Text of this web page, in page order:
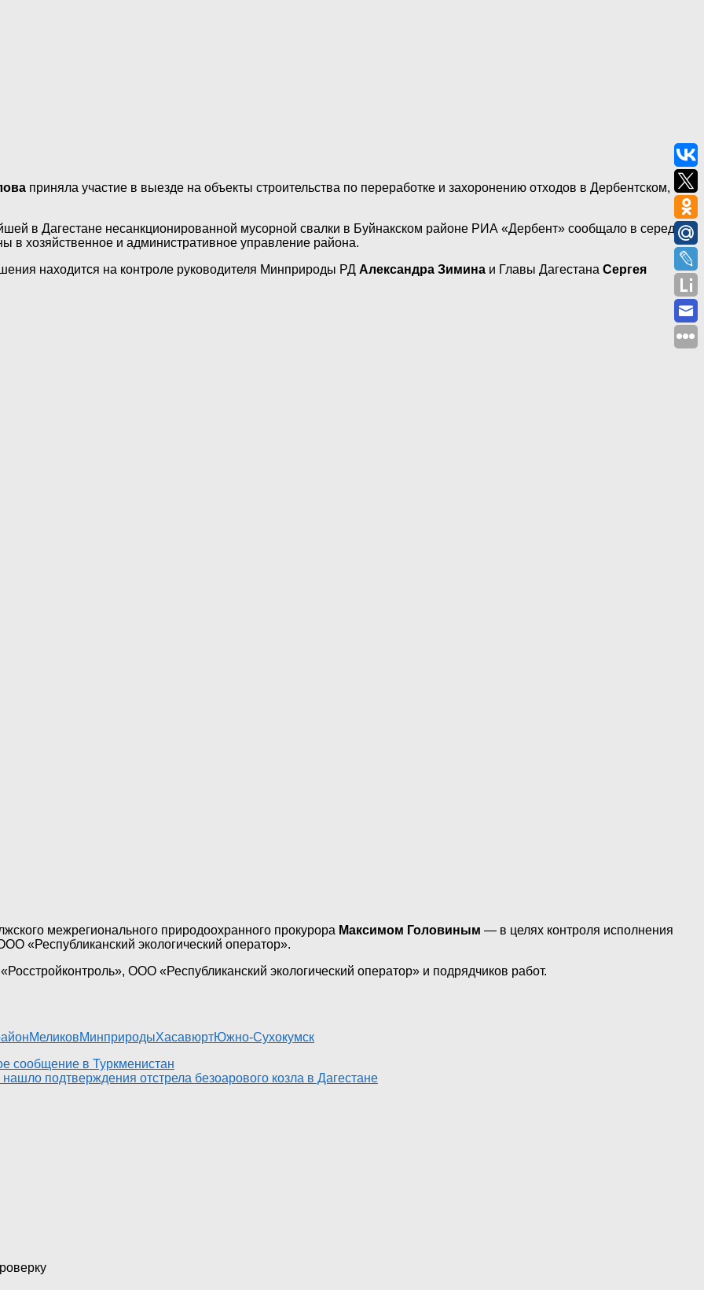
приняла участие в выезде на объекты строительства по переработке и захоронению отходов в Дербентском,
в Дагестане несанкционированной мусорной свалки в Буйнакском районе РИА «Дербент» сообщало в середине
в хозяйственное и административное управление района.
находится на контроле руководителя Минприроды РД Александра Зимина и Главы Дагестана Сергея
межрегионального природоохранного прокурора Максимом Головиным — в целях контроля исполнения
«Республиканский экологический оператор».
ООО «Республиканский экологический оператор» и подрядчиков работ.
МеликовМинприродыХасавюртЮжно-Сухокумск
сообщение в Туркменистан
подтверждения отстрела безоарового козла в Дагестане